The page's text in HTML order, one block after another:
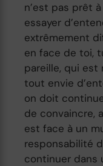
n’est pas prêt
essayer
extrêmement
en face de toi,
pareille, qui est
tout envie
on doit
de convaincre,
est face à un
responsabilité
continuer dans